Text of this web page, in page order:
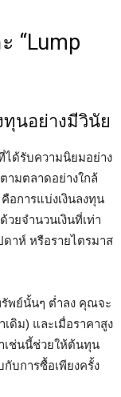
“Lump
ทุนอย่างมีวินัย
ได้รับความนิยมอย่าง
ามตลาดอย่างใกล้
อการแบ่งเงินลงทุน
ยจำนวนเงินที่เท่า
ดาห์ หรือรายไตรมาส
รัพย์นั้นๆ ต่ำลง คุณจะ
ดิม) และเมื่อราคาสูง
เช่นนี้ช่วยให้ต้นทุน
บการซื้อเพียงครั้ง